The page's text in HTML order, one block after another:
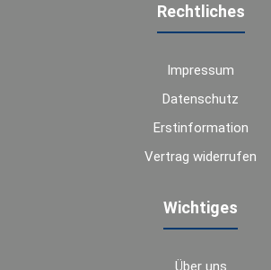
Rechtliches
Impressum
Datenschutz
Erstinformation
Vertrag widerrufen
Wichtiges
Über uns